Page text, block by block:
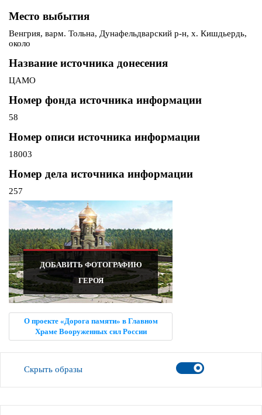
Место выбытия
Венгрия, варм. Тольна, Дунафельдварский р-н, х. Кишдьердь,
около
Название источника донесения
ЦАМО
Номер фонда источника информации
58
Номер описи источника информации
18003
Номер дела источника информации
257
ДОБАВИТЬ ФОТОГРАФИЮ
ГЕРОЯ
О проекте «Дорога памяти» в Главном
Храме Вооруженных сил России
Скрыть образы